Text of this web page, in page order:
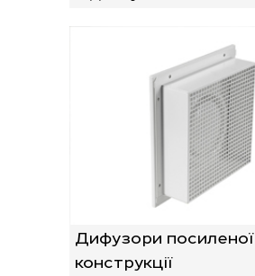
Дифузори посиленої
конструкції